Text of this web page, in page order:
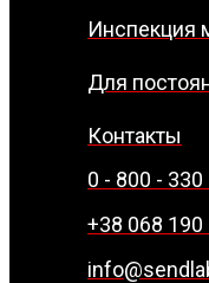
Инспекция
Для
Контакты
0 - 800 - 330
+38 068 190